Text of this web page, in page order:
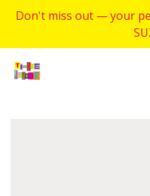
Don't miss out — your